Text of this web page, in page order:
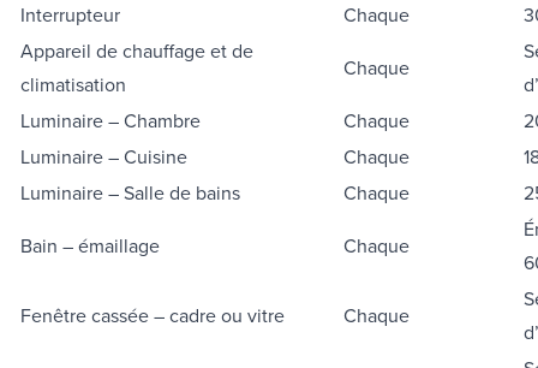
Interrupteur
Chaque
Appareil de chauffage et de
climatisation
Chaque
Luminaire – Chambre
Chaque
Luminaire – Cuisine
Chaque
Luminaire – Salle de bains
Chaque
Bain – émaillage
Chaque
Fenêtre cassée – cadre ou vitre
Chaque